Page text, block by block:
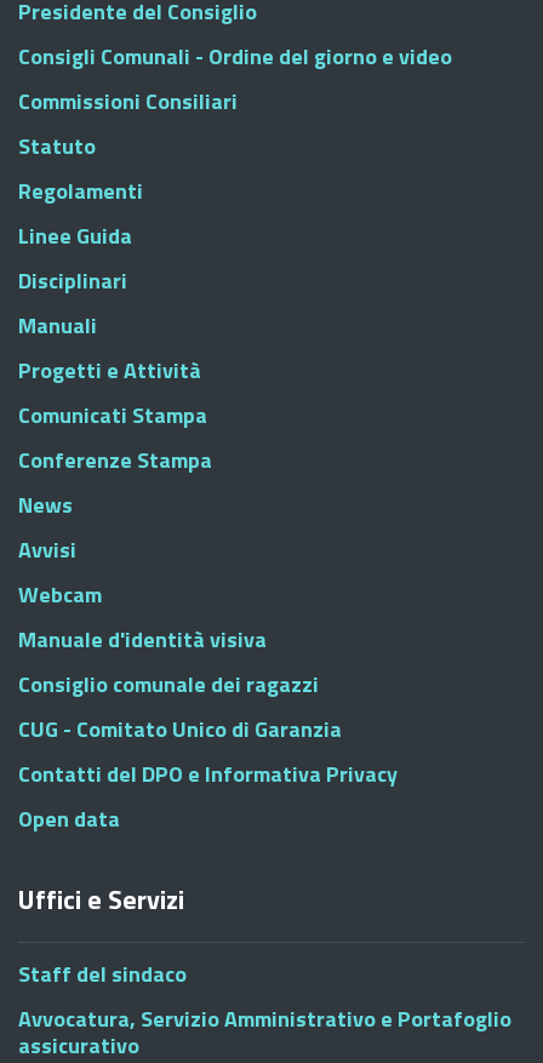
Presidente del Consiglio
Consigli Comunali - Ordine del giorno e video
Commissioni Consiliari
Statuto
Regolamenti
Linee Guida
Disciplinari
Manuali
Progetti e Attività
Comunicati Stampa
Conferenze Stampa
News
Avvisi
Webcam
Manuale d'identità visiva
Consiglio comunale dei ragazzi
CUG - Comitato Unico di Garanzia
Contatti del DPO e Informativa Privacy
Open data
Uffici e Servizi
Staff del sindaco
Avvocatura, Servizio Amministrativo e Portafoglio
assicurativo